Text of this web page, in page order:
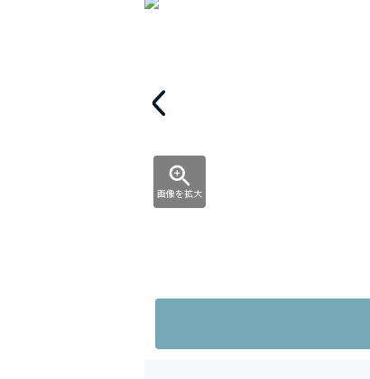
画像を拡大